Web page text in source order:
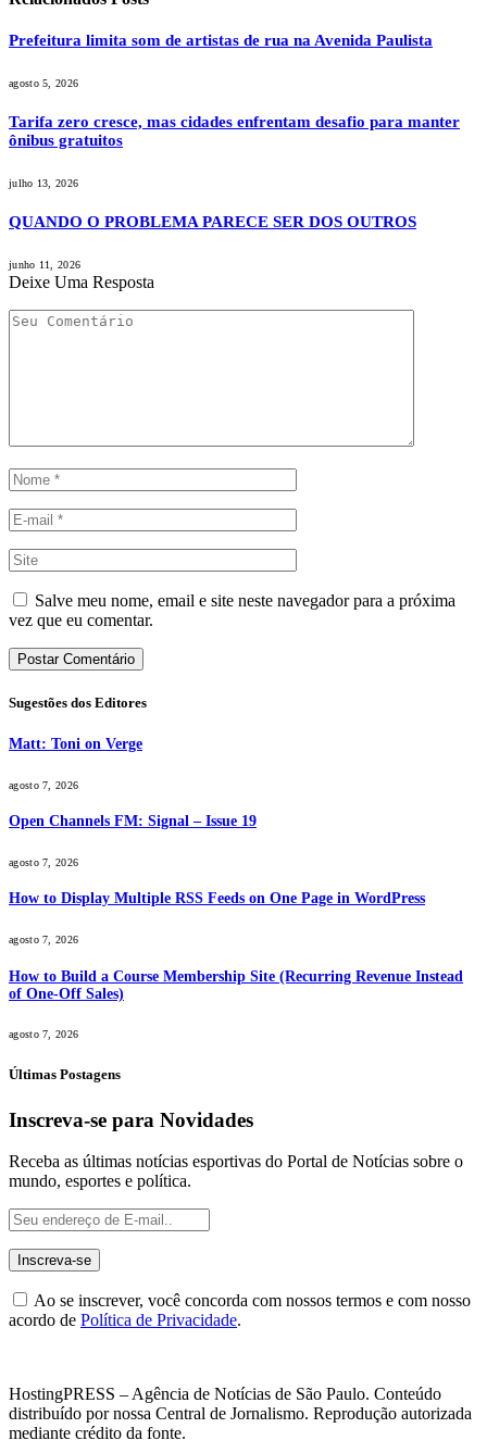
Prefeitura limita som de artistas de rua na Avenida Paulista
agosto 5, 2026
Tarifa zero cresce, mas cidades enfrentam desafio para manter
ônibus gratuitos
julho 13, 2026
QUANDO O PROBLEMA PARECE SER DOS OUTROS
junho 11, 2026
Deixe Uma Resposta
Salve meu nome, email e site neste navegador para a próxima
vez que eu comentar.
Sugestões dos Editores
Matt: Toni on Verge
agosto 7, 2026
Open Channels FM: Signal – Issue 19
agosto 7, 2026
How to Display Multiple RSS Feeds on One Page in WordPress
agosto 7, 2026
How to Build a Course Membership Site (Recurring Revenue Instead
of One-Off Sales)
agosto 7, 2026
Últimas Postagens
Inscreva-se para Novidades
Receba as últimas notícias esportivas do Portal de Notícias sobre o
mundo, esportes e política.
Ao se inscrever, você concorda com nossos termos e com nosso
acordo de Política de Privacidade.
HostingPRESS – Agência de Notícias de São Paulo. Conteúdo
distribuído por nossa Central de Jornalismo. Reprodução autorizada
mediante crédito da fonte.